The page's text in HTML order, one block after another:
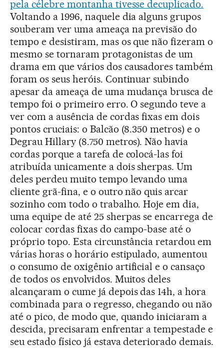
pela célebre montanha tivesse decuplicado.
Voltando a 1996, naquele dia alguns grupos
souberam ver uma ameaça na previsão do
tempo e desistiram, mas os que não fizeram o
mesmo se tornaram protagonistas de um
drama em que vários dos causadores também
foram os seus heróis. Continuar subindo
apesar da ameaça de uma mudança brusca de
tempo foi o primeiro erro. O segundo teve a
ver com a ausência de cordas fixas em dois
pontos cruciais: o Balcão (8.350 metros) e o
Degrau Hillary (8.750 metros). Não havia
cordas porque a tarefa de colocá-las foi
atribuída unicamente a dois sherpas. Um
deles perdeu muito tempo levando uma
cliente grã-fina, e o outro não quis arcar
sozinho com todo o trabalho. Hoje em dia,
uma equipe de até 25 sherpas se encarrega de
colocar cordas fixas do campo-base até o
próprio topo. Esta circunstância retardou em
várias horas o horário estipulado, aumentou
o consumo de oxigênio artificial e o cansaço
de todos os envolvidos. Muitos deles
alcançaram o cume já depois das 14h, a hora
combinada para o regresso, chegando ou não
até o pico, de modo que, quando iniciaram a
descida, precisaram enfrentar a tempestade e
seu estado físico já estava deteriorado demais.